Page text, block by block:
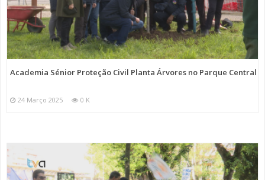
Academia Sénior Proteção Civil Planta Árvores no Parque Central
24 Março 2025 0 K